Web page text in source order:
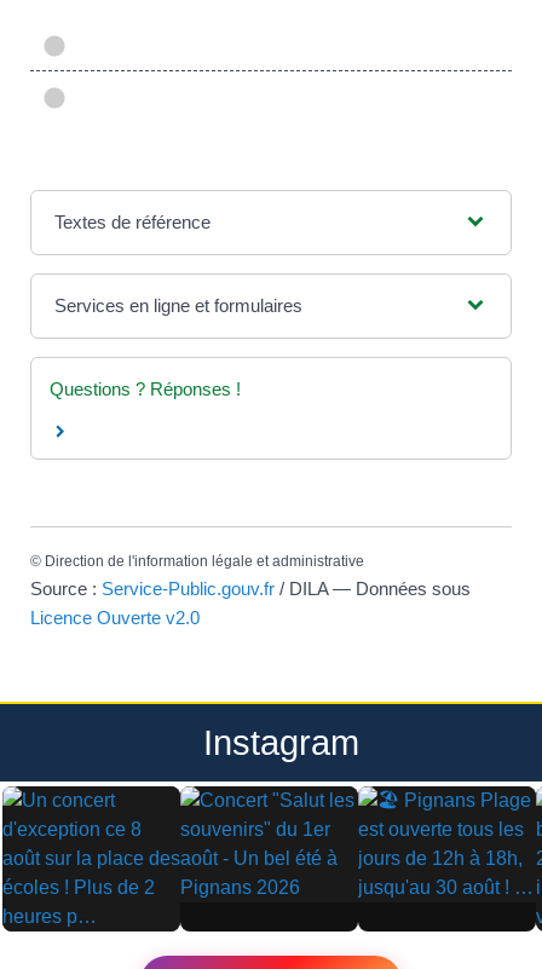
Textes de référence
Services en ligne et formulaires
Questions ? Réponses !
© Direction de l'information légale et administrative
Source : Service-Public.gouv.fr / DILA — Données sous
Licence Ouverte v2.0
Instagram
▶
▶ ▶